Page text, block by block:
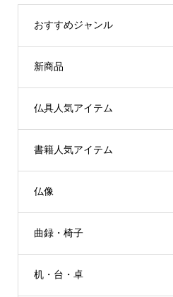
おすすめジャンル
新商品
仏具人気アイテム
書籍人気アイテム
仏像
曲録・椅子
机・台・卓